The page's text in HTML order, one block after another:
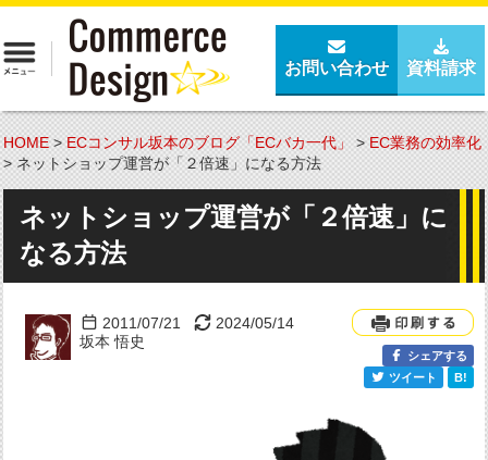
お問い合わせ 資料請求
HOME>ECコンサル坂本のブログ「ECバカ一代」>EC業務の効率化
>ネットショップ運営が「２倍速」になる方法
ネットショップ運営が「２倍速」に
なる方法
2011/07/21
2024/05/14
坂本 悟史
シェアする
ツイート
B!